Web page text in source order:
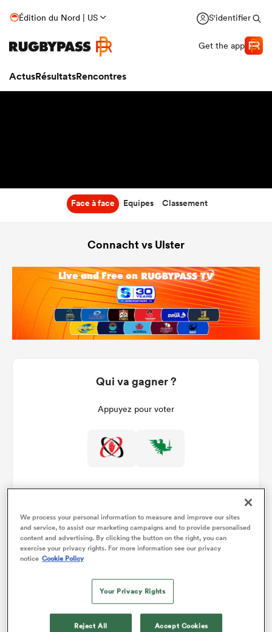
Édition du Nord | US S'identifier
Get the app
ActusRésultatsRencontres
Face à face Equipes Classement
Connacht vs Ulster
Qui va gagner ?
Appuyez pour voter
Détails du match
We process your personal information to measure and improve our sites
and service, to assist our marketing campaigns and to provide personalised
content and advertising. By clicking the button on the right, you can
exercise your privacy rights. For more information see our privacy
notice Cookie Policy
Your Privacy Rights
Reject All Accept Cookies